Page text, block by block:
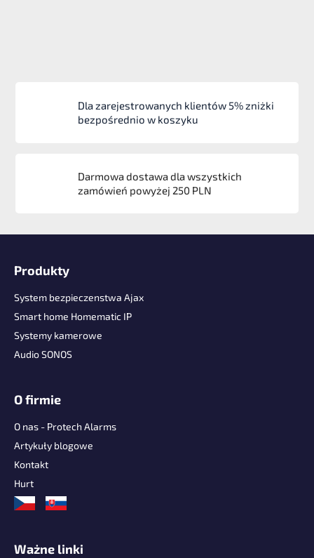
Dla zarejestrowanych klientów 5% zniżki
bezpośrednio w koszyku
Darmowa dostawa dla wszystkich
zamówień powyżej 250 PLN
Produkty
System bezpieczenstwa Ajax
Smart home Homematic IP
Systemy kamerowe
Audio SONOS
O firmie
O nas - Protech Alarms
Artykuły blogowe
Kontakt
Hurt
Ważne linki